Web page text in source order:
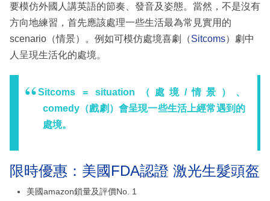
要模仿外國人講英語的節奏、發音及姿態。當然，不是沒有
方向地練習，首先應該處理一些生活最為常見實用的
scenario（情景）。例如可模仿處境喜劇（Sitcoms）劇中
人呈現生活化的處境。
Sitcoms = situation（處境/情景）、
comedy（戲劇）會呈現一些生活上經常遇到的
處境。
限時優惠：美國FDA認證 激光生髮頭盔
美國amazon鎖量及評價No. 1